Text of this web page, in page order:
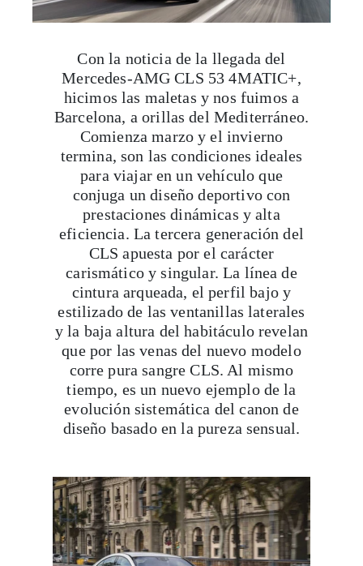
Con la noticia de la llegada del
Mercedes-AMG CLS 53 4MATIC+,
hicimos las maletas y nos fuimos a
Barcelona, a orillas del Mediterráneo.
Comienza marzo y el invierno
termina, son las condiciones ideales
para viajar en un vehículo que
conjuga un diseño deportivo con
prestaciones dinámicas y alta
eficiencia. La tercera generación del
CLS apuesta por el carácter
carismático y singular. La línea de
cintura arqueada, el perfil bajo y
estilizado de las ventanillas laterales
y la baja altura del habitáculo revelan
que por las venas del nuevo modelo
corre pura sangre CLS. Al mismo
tiempo, es un nuevo ejemplo de la
evolución sistemática del canon de
diseño basado en la pureza sensual.